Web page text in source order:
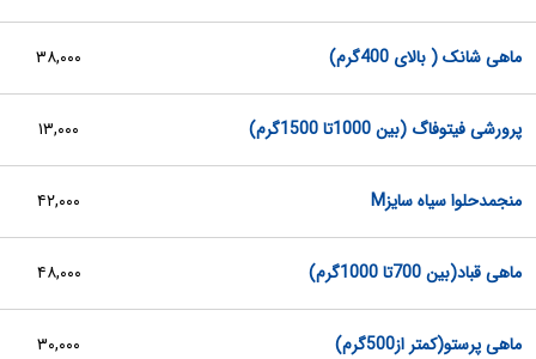
ماهی شانک ( بالای 400گرم) ۳۸,۰۰۰
پرورشی فیتوفاگ (بین 1000تا 1500گرم) ۱۳,۰۰۰
منجمدحلوا سیاه سایزM ۴۲,۰۰۰
ماهی قباد(بین 700تا 1000گرم) ۴۸,۰۰۰
ماهی پرستو(کمتر از500گرم) ۳۰,۰۰۰